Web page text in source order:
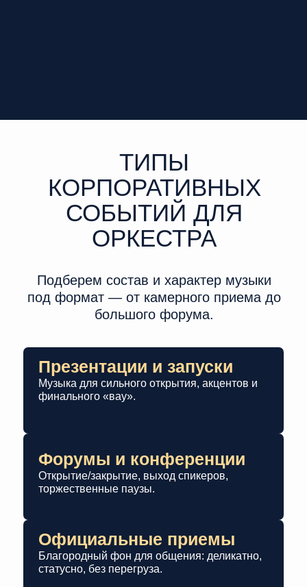
Подберем состав и характер музыки
под формат — от камерного приема до
большого форума.
ТИПЫ
КОРПОРАТИВНЫХ
СОБЫТИЙ ДЛЯ
ОРКЕСТРА
Презентации и запуски
Музыка для сильного открытия, акцентов и
финального «вау».
Форумы и конференции
Открытие/закрытие, выход спикеров,
торжественные паузы.
Официальные приемы
Благородный фон для общения: деликатно,
статусно, без перегруза.